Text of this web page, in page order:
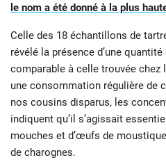
le nom a été donné à la plus
Celle des 18 échantillons de
révélé la présence d’une quantité
comparable à celle trouvée chez
une consommation régulière de
nos cousins disparus, les
indiquent qu’il s’agissait
mouches et d’œufs de
de charognes.